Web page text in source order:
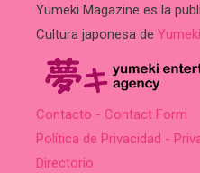
Yumeki Magazine es la
Cultura japonesa de
Contacto - Contact Form
Política de Privacidad -
Directorio